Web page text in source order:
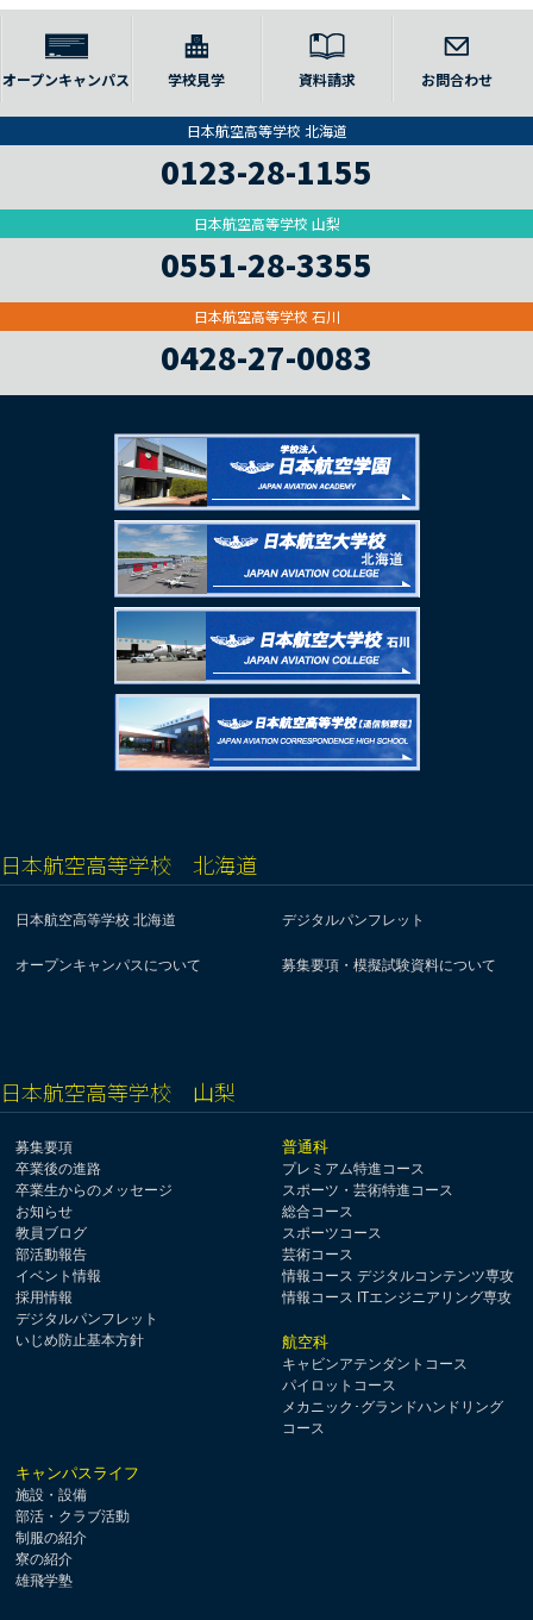
オープンキャンパス 学校見学 資料請求 お問合わせ
日本航空高等学校 北海道
0123-28-1155
日本航空高等学校 山梨
0551-28-3355
日本航空高等学校 石川
0428-27-0083
日本航空高等学校 北海道
日本航空高等学校 北海道 デジタルパンフレット
オープンキャンパスについて 募集要項・模擬試験資料について
日本航空高等学校 山梨
募集要項
卒業後の進路
卒業生からのメッセージ
お知らせ
教員ブログ
部活動報告
イベント情報
採用情報
デジタルパンフレット
いじめ防止基本方針
普通科
プレミアム特進コース
スポーツ・芸術特進コース
総合コース
スポーツコース
芸術コース
情報コース デジタルコンテンツ専攻
情報コース ITエンジニアリング専攻
航空科
キャビンアテンダントコース
パイロットコース
メカニック･グランドハンドリング
コース
キャンパスライフ
施設・設備
部活・クラブ活動
制服の紹介
寮の紹介
雄飛学塾